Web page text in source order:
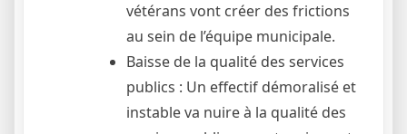
vétérans vont créer des frictions
au sein de l’équipe municipale.
Baisse de la qualité des services
publics : Un effectif démoralisé et
instable va nuire à la qualité des